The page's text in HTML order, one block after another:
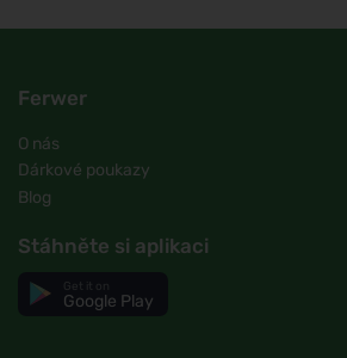
Ferwer
O nás
Dárkové poukazy
Blog
Stáhněte si aplikaci
Google Play